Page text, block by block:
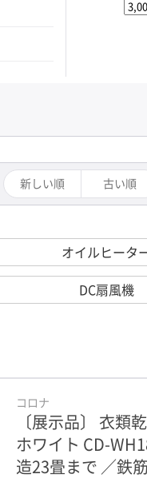
新しい順 古い順
オイルヒータ
DC扇風機
コロナ
〔展示品〕 衣類
ホワイト CD-
造23畳まで ／鉄